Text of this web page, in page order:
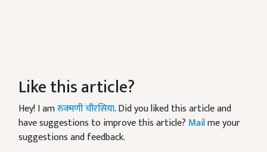
Like this article?
Hey! I amरुक्मणी चौरसिया. Did you liked this article and
have suggestions to improve this article? Mailme your
suggestions and feedback.